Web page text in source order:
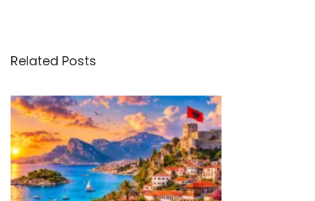
i
g
a
c
o
s
p
o
s
t
:
ž
d
i
e
n
ų
k
Related Posts